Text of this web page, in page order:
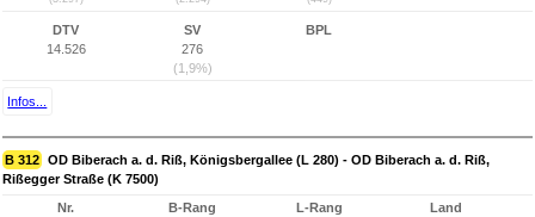
DTV
14.526
SV
276
(1,9%)
BPL
Infos...
B 312 OD Biberach a. d. Riß, Königsbergallee (L 280) - OD Biberach a. d. Riß,
Rißegger Straße (K 7500)
Nr.
B-Rang
L-Rang
Land